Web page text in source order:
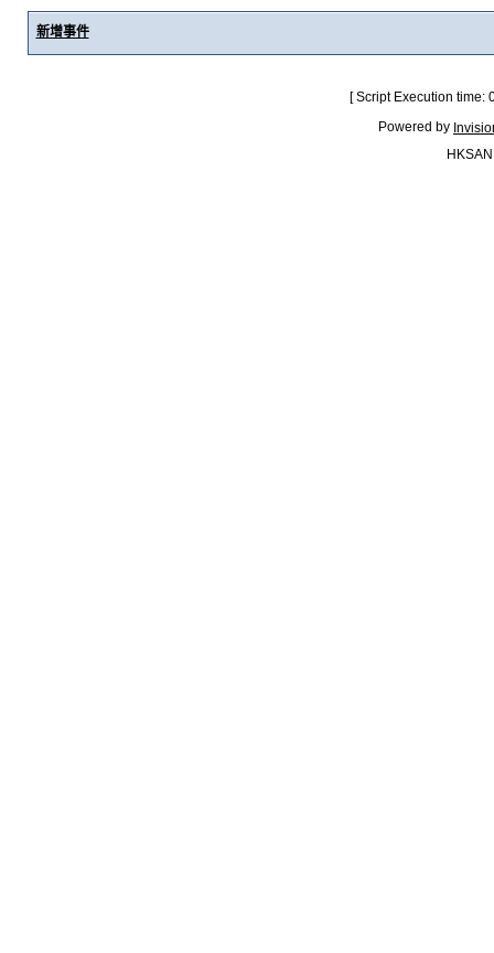
新增事件
[ Script Execution
Powered by